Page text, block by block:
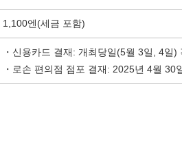
1,100엔(세금 포함)
・신용카드 결재: 개최당일(5월 3일, 4일
・로손 편의점 점포 결재: 2025년 4월